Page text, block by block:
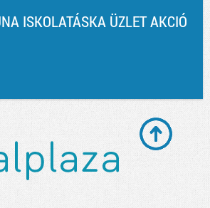
ISKOLATÁSKA ÜZLET AKCIÓ